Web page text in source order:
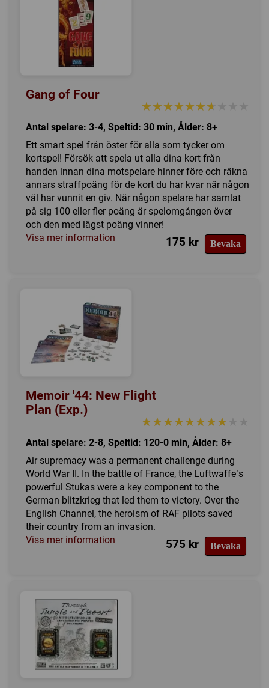
Gang of Four
★★★★★★★★★★
★★★★★★★★★★
Antal spelare: 3-4, Speltid: 30 min, Ålder: 8+
Ett smart spel från öster för alla som tycker om
kortspel! Försök att spela ut alla dina kort från
handen innan dina motspelare hinner före och räkna
annars straffpoäng för de kort du har kvar när någon
väl har vunnit en giv. När någon spelare har samlat
på sig 100 eller fler poäng är spelomgången över
och den med lägst poäng vinner!
Visa mer information
Bevaka
175 kr
Memoir '44: New Flight
Plan (Exp.)
★★★★★★★★★★
★★★★★★★★★★
Antal spelare: 2-8, Speltid: 120-0 min, Ålder: 8+
Air supremacy was a permanent challenge during
World War II. In the battle of France, the Luftwaffe’s
powerful Stukas were a key component to the
German blitzkrieg that led them to victory. Over the
English Channel, the heroism of RAF pilots saved
their country from an invasion.
Visa mer information
Bevaka
575 kr